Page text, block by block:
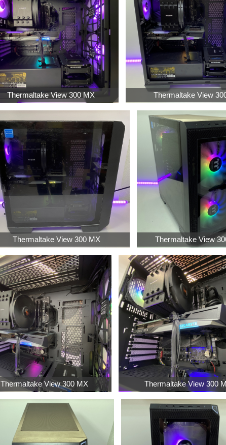
Thermaltake View 300 MX Thermaltake View
Thermaltake View 300 MX Thermaltake View
Thermaltake View 300 MX Thermaltake View 300